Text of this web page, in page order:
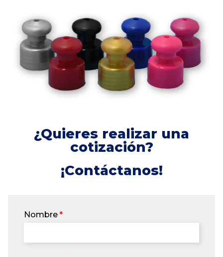
¿Quieres realizar una
cotización?
¡Contáctanos!
Nombre